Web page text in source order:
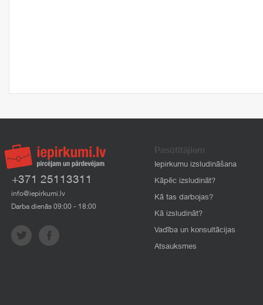
+371 25113311
info@iepirkumi.lv
Darba dienās 09:00 - 18:00
Pasūtītājiem
Iepirkumu izsludināšana
Kāpēc izsludināt?
Kā tas darbojas?
Kā izsludināt?
Vadība un konsultācijas
Atsauksmes